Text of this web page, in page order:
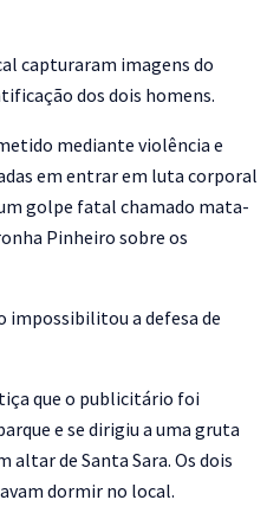
capturaram imagens do
dos dois homens.
mediante violência e
em entrar em luta corporal
golpe fatal chamado mata-
Pinheiro sobre os
impossibilitou a defesa de
que o publicitário foi
e se dirigiu a uma gruta
altar de Santa Sara. Os dois
dormir no local.